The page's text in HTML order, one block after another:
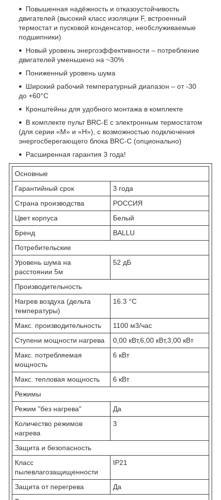
Повышенная надёжность и отказоустойчивость
двигателей (высокий класс изоляции F, встроенный
термостат и пусковой конденсатор, необслуживаемые
подшипники)
Новый уровень энергоэффективности – потребление
двигателей уменьшено на ~30%
Пониженный уровень шума
Широкий рабочий температурный диапазон – от -30
до +60°С
Кронштейны для удобного монтажа в комплекте
В комплекте пульт BRC-E с электронным термостатом
(для серии «M» и «H»), с возможностью подключения
энергосберегающего блока BRC-C (опционально)
Расширенная гарантия 3 года!
Основные
Гарантийный срок
3 года
Страна производства
РОССИЯ
Цвет корпуса
Белый
Бренд
BALLU
Потребительские
Уровень шума на
расстоянии 5м
52 дБ
Производительность
Нагрев воздуха (дельта
температуры)
16.3 °С
Макс. производительность
1100 м3/час
Ступени мощности нагрева
0,00 кВт,6,00 кВт,3,00 кВт
Макс. потребляемая
мощность
6 кВт
Макс. тепловая мощность
6 кВт
Режимы
Режим "без нагрева"
Да
Количество режимов
нагрева
3
Защита и безопасность
Класс
пылевлагозащищенности
IP21
Защита от перегрева
Да